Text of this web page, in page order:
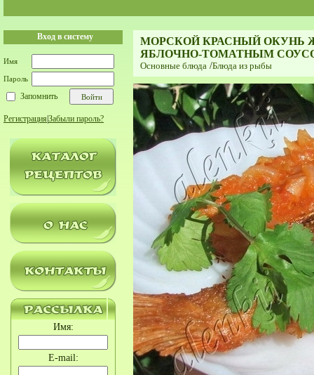
Вход в систему
Имя
Пароль
Запомнить
Регистрация Забыли пароль?
Имя:
E-mail:
МОРСКОЙ КРАСНЫЙ ОКУНЬ
ЯБЛОЧНО-ТОМАТНЫМ
Основные блюда /Блюда из рыбы